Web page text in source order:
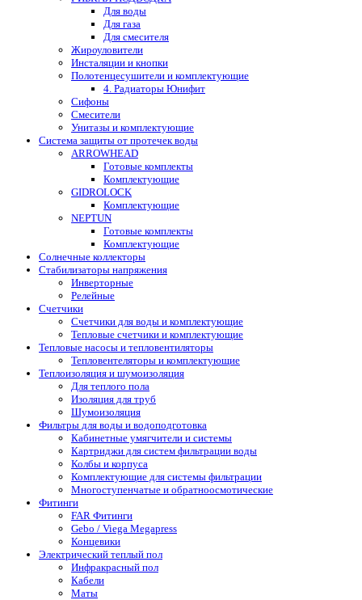
Для воды
Для газа
Для смесителя
Жироуловители
Инсталяции и кнопки
Полотенцесушители и комплектующие
4. Радиаторы Юнифит
Сифоны
Смесители
Унитазы и комплектующие
Система защиты от протечек воды
ARROWHEAD
Готовые комплекты
Комплектующие
GIDROLOCK
Комплектующие
NEPTUN
Готовые комплекты
Комплектующие
Солнечные коллекторы
Стабилизаторы напряжения
Инверторные
Релейные
Счетчики
Счетчики для воды и комплектующие
Тепловые счетчики и комплектующие
Тепловые насосы и тепловентиляторы
Тепловентеляторы и комплектующие
Теплоизоляция и шумоизоляция
Для теплого пола
Изоляция для труб
Шумоизоляция
Фильтры для воды и водоподготовка
Кабинетные умягчители и системы
Картриджи для систем фильтрации воды
Колбы и корпуса
Комплектующие для системы фильтрации
Многоступенчатые и обратноосмотические
Фитинги
FAR Фитинги
Gebo / Viega Megapress
Концевики
Электрический теплый пол
Инфракрасный пол
Кабели
Маты